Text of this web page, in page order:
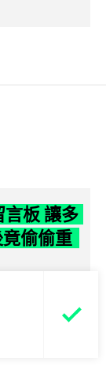
板 讓多
偷偷重
建立秘密留言
入侵